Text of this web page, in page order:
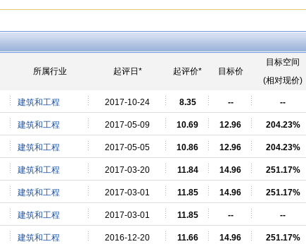
所属行业 起评日* 起评价* 目标价
目标空间
(相对现价)
建筑和工程 2017-10-24 8.35 -- --
建筑和工程 2017-05-09 10.69 12.96 204.23%
建筑和工程 2017-05-05 10.86 12.96 204.23%
建筑和工程 2017-03-20 11.84 14.96 251.17%
建筑和工程 2017-03-01 11.85 14.96 251.17%
建筑和工程 2017-03-01 11.85 -- --
建筑和工程 2016-12-20 11.66 14.96 251.17%